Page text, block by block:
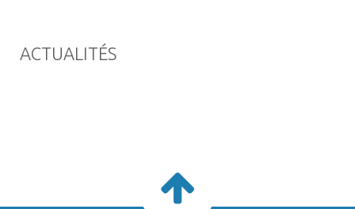
ACTUALITÉS